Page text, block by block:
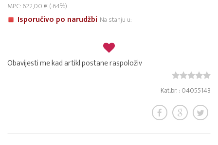
MPC: 622,00 € (-64%)
Isporučivo po narudžbi Na stanju u:
Obavijesti me kad artikl postane raspoloživ
Kat.br. : 04055143